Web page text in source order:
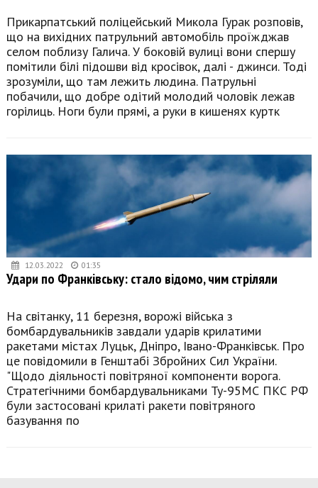
Прикарпатський поліцейський Микола Гурак розповів,
що на вихідних патрульний автомобіль проїжджав
селом поблизу Галича. У боковій вулиці вони спершу
помітили білі підошви від кросівок, далі - джинси. Тоді
зрозуміли, що там лежить людина. Патрульні
побачили, що добре одітий молодий чоловік лежав
горілиць. Ноги були прямі, а руки в кишенях куртк
12.03.2022 01:35
Удари по Франківську: стало відомо, чим стріляли
На світанку, 11 березня, ворожі війська з
бомбардувальників завдали ударів крилатими
ракетами містах Луцьк, Дніпро, Івано-Франківськ. Про
це повідомили в Генштабі Збройних Сил України.
"Щодо діяльності повітряної компоненти ворога.
Стратегічними бомбардувальниками Ту-95МС ПКС РФ
були застосовані крилаті ракети повітряного
базування по